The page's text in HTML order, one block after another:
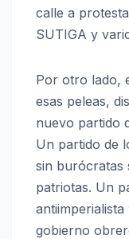
calle a
SUTIGA y
Por otro lado,
esas peleas,
nuevo partido
Un partido de
sin burócratas
patriotas. Un
gobierno